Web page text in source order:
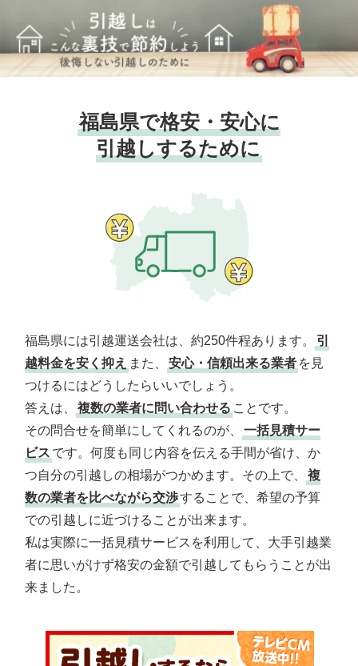
福島県で格安・安心に
引越しするために
福島県には引越運送会社は、約250件程あります。
引
越料金を安く抑え また、 安心・信頼出来る業者 を見
つけるにはどうしたらいいでしょう。
答えは、
複数の業者に問い合わせる ことです。
その問合せを簡単にしてくれるのが、
一括見積サー
ビス です。何度も同じ内容を伝える手間が省け、か
つ自分の引越しの相場がつかめます。その上で、
複
数の業者を比べながら交渉することで、希望の予算
での引越しに近づけることが出来ます。
私は実際に一括見積サービスを利用して、大手引越業
者に思いがけず格安の金額で引越してもらうことが出
来ました。